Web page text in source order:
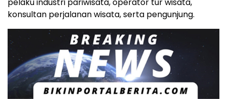
pelaku industri pariwisata, operator tur wisata,
konsultan perjalanan wisata, serta pengunjung.